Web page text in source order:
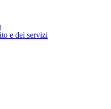
e dei servizi